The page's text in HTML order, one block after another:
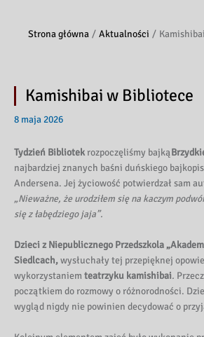
Strona główna Aktualności
Kamishibai w Bibliotece
8 maja 2026
Tydzień Bibliotek rozpoczęliśmy bajką
najbardziej znanych baśni duńskiego
Andersena. Jej życiowość potwierdzał sam
„Nieważne, że urodziłem się na kaczym
się z łabędziego jaja”.
Dzieci z Niepublicznego Przedszkola
Siedlcach,wysłuchały tej przepięknej
wykorzystaniem teatrzyku kamishibai.
początkiem do rozmowy o różnorodności.
wygląd nigdy nie powinien decydować o